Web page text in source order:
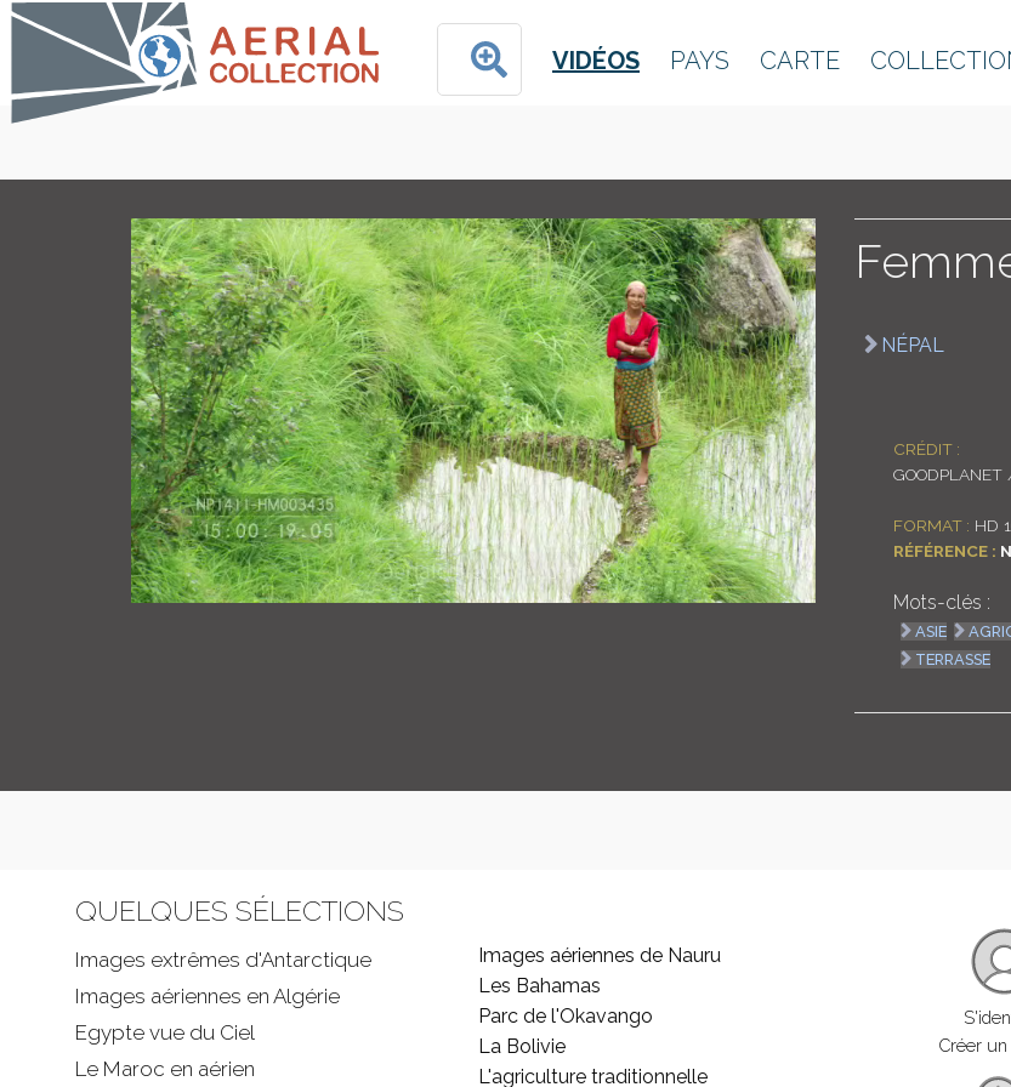
VIDÉOS PAYS CARTE
NÉPAL
CRÉDIT :
FORMAT : HD
RÉFÉRENCE :
Mots-clés :
ASIE
TERRASSE
QUELQUES SÉLECTIONS
Images extrêmes d'Antarctique
Images aériennes en Algérie
Egypte vue du Ciel
Le Maroc en aérien
Images aériennes de Nauru
Les Bahamas
Parc de l'Okavango
La Bolivie
L'agriculture traditionnelle
Créer